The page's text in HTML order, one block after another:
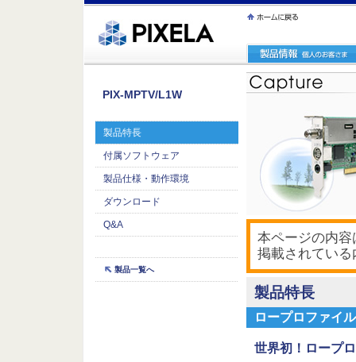
繝ｳ繧ｯ縺ｧ縺吶�
PIX-MPTV/L1W
製品特長
付属ソフトウェア
製品仕様・動作環境
ダウンロード
Q&A
製品一覧へ
本ページの内容
掲載されてい
製品特長
ロープロファイ
世界初！ロープ